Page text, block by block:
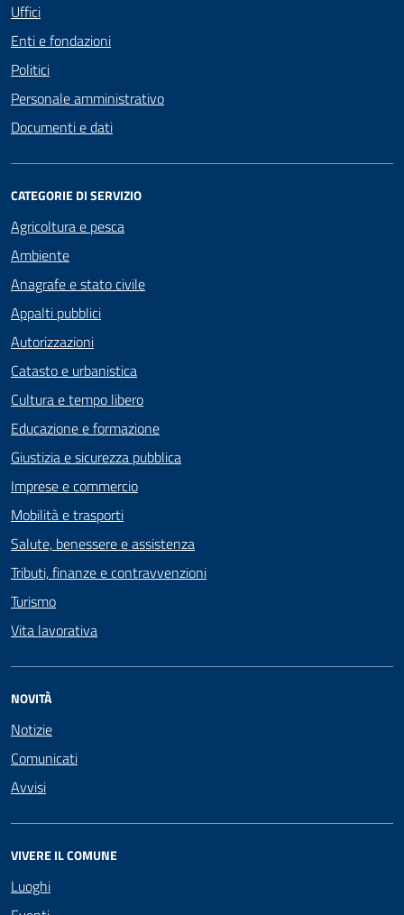
Uffici
Enti e fondazioni
Politici
Personale amministrativo
Documenti e dati
CATEGORIE DI SERVIZIO
Agricoltura e pesca
Ambiente
Anagrafe e stato civile
Appalti pubblici
Autorizzazioni
Catasto e urbanistica
Cultura e tempo libero
Educazione e formazione
Giustizia e sicurezza pubblica
Imprese e commercio
Mobilità e trasporti
Salute, benessere e assistenza
Tributi, finanze e contravvenzioni
Turismo
Vita lavorativa
NOVITÀ
Notizie
Comunicati
Avvisi
VIVERE IL COMUNE
Luoghi